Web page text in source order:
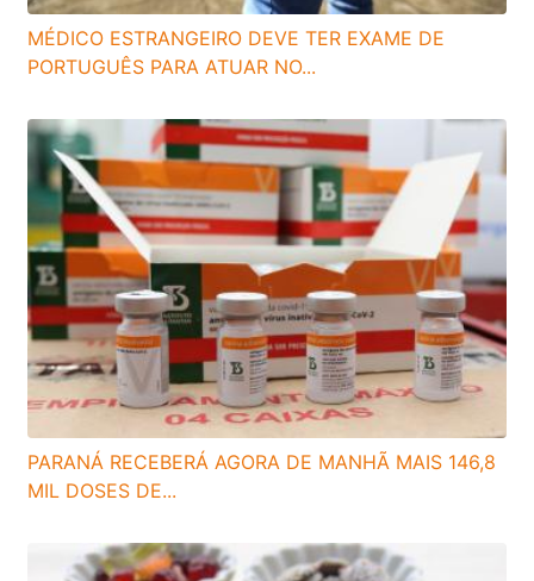
MÉDICO ESTRANGEIRO DEVE TER EXAME DE
PORTUGUÊS PARA ATUAR NO...
PARANÁ RECEBERÁ AGORA DE MANHÃ MAIS 146,8
MIL DOSES DE...